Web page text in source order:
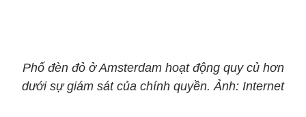
Phố đèn đỏ ở Amsterdam hoạt động quy củ hơn
dưới sự giám sát của chính quyền. Ảnh: Internet